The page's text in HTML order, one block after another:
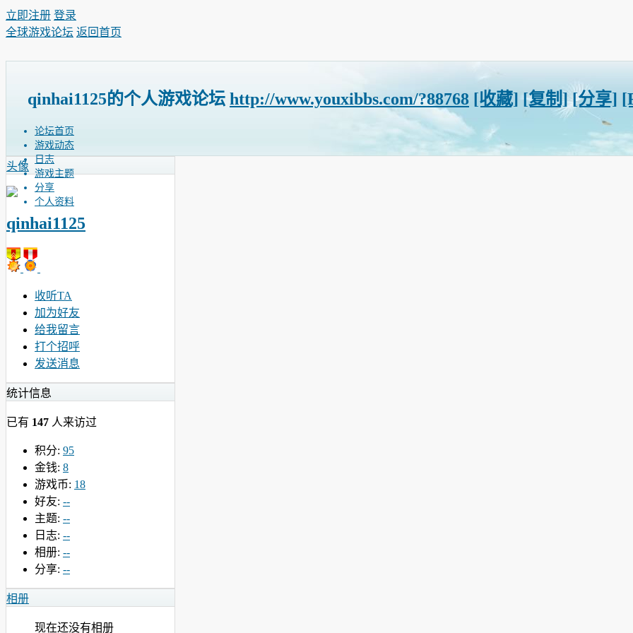
立即注册 登录
全球游戏论坛 返回首页
qinhai1125的个人游戏论坛 http://www.youxibbs.com/?88768 [收藏] [复制] [分享]
论坛首页
游戏动态
日志
游戏主题
分享
个人资料
头像
qinhai1125
收听TA
加为好友
给我留言
打个招呼
发送消息
统计信息
已有 147 人来访过
积分: 95
金钱: 8
游戏币: 18
好友: --
主题: --
日志: --
相册: --
分享: --
相册
现在还没有相册